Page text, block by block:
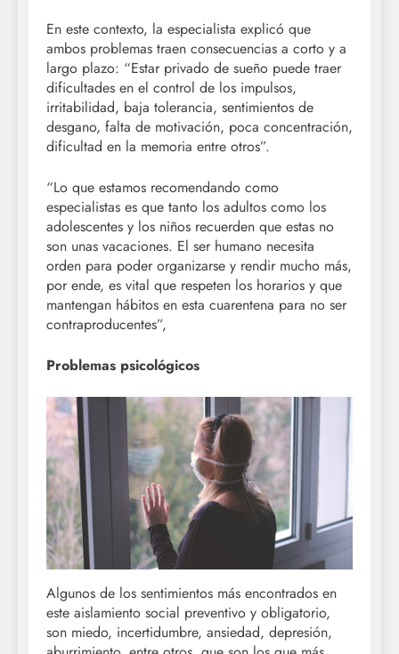
En este contexto, la especialista explicó que
ambos problemas traen consecuencias a corto y a
largo plazo: “Estar privado de sueño puede traer
dificultades en el control de los impulsos,
irritabilidad, baja tolerancia, sentimientos de
desgano, falta de motivación, poca concentración,
dificultad en la memoria entre otros”.
“Lo que estamos recomendando como
especialistas es que tanto los adultos como los
adolescentes y los niños recuerden que estas no
son unas vacaciones. El ser humano necesita
orden para poder organizarse y rendir mucho más,
por ende, es vital que respeten los horarios y que
mantengan hábitos en esta cuarentena para no ser
contraproducentes”,
Problemas psicológicos
Algunos de los sentimientos más encontrados en
este aislamiento social preventivo y obligatorio,
son miedo, incertidumbre, ansiedad, depresión,